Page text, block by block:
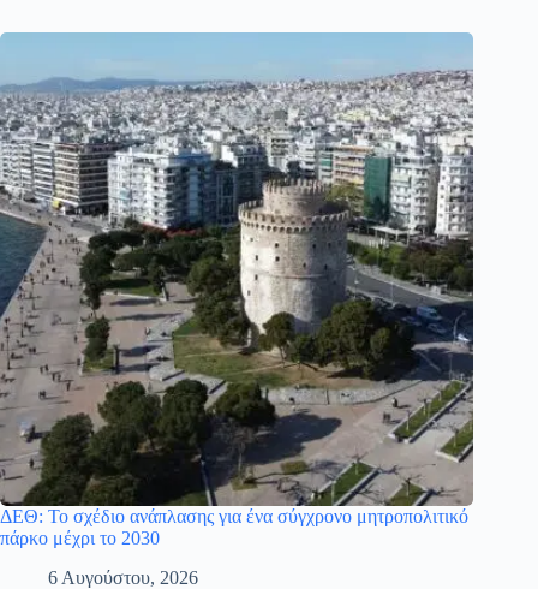
ΔΕΘ: Το σχέδιο ανάπλασης για ένα σύγχρονο μητροπολιτικό
πάρκο μέχρι το 2030
6 Αυγούστου, 2026